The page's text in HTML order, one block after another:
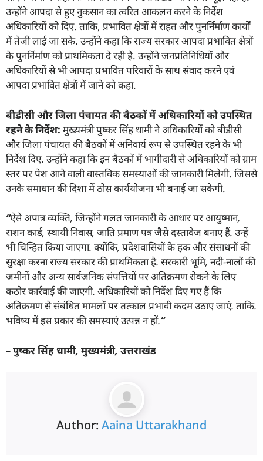
उन्होंने आपदा से हुए नुकसान का त्वरित आकलन करने के निर्देश
अधिकारियों को दिए. ताकि, प्रभावित क्षेत्रों में राहत और पुनर्निर्माण कार्यों
में तेजी लाई जा सके. उन्होंने कहा कि राज्य सरकार आपदा प्रभावित क्षेत्रों
के पुनर्निर्माण को प्राथमिकता दे रही है. उन्होंने जनप्रतिनिधियों और
अधिकारियों से भी आपदा प्रभावित परिवारों के साथ संवाद करने एवं
आपदा प्रभावित क्षेत्रों में जाने को कहा.
बीडीसी और जिला पंचायत की बैठकों में अधिकारियों को उपस्थित
रहने के निर्देश: मुख्यमंत्री पुष्कर सिंह धामी ने अधिकारियों को बीडीसी
और जिला पंचायत की बैठकों में अनिवार्य रूप से उपस्थित रहने के भी
निर्देश दिए. उन्होंने कहा कि इन बैठकों में भागीदारी से अधिकारियों को ग्राम
स्तर पर पेश आने वाली वास्तविक समस्याओं की जानकारी मिलेगी. जिससे
उनके समाधान की दिशा में ठोस कार्ययोजना भी बनाई जा सकेगी.
“ऐसे अपात्र व्यक्ति, जिन्होंने गलत जानकारी के आधार पर आयुष्मान,
राशन कार्ड, स्थायी निवास, जाति प्रमाण पत्र जैसे दस्तावेज बनाए हैं. उन्हें
भी चिन्हित किया जाएगा. क्योंकि, प्रदेशवासियों के हक और संसाधनों की
सुरक्षा करना राज्य सरकार की प्राथमिकता है. सरकारी भूमि, नदी-नालों की
जमीनों और अन्य सार्वजनिक संपत्तियों पर अतिक्रमण रोकने के लिए
कठोर कार्रवाई की जाएगी. अधिकारियों को निर्देश दिए गए हैं कि
अतिक्रमण से संबंधित मामलों पर तत्काल प्रभावी कदम उठाए जाएं. ताकि.
भविष्य में इस प्रकार की समस्याएं उत्पन्न न हों.“
–पुष्कर सिंह धामी, मुख्यमंत्री, उत्तराखंड
Author: Aaina Uttarakhand